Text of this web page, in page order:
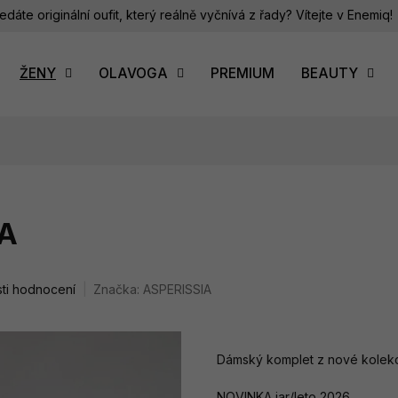
originální oufit, který reálně vyčnívá z řady? Vítejte v Enemiq!
ŽENY OLAVOGA PREMIUM BEAUTY
hodnocení Značka: ASPERISSIA
Dámský komplet z nové